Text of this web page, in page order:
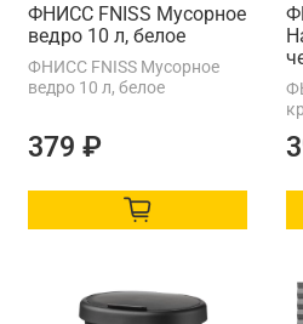
ФНИСС FNISS Мусорное
ведро 10 л, белое
ФНИСС FNISS Мусорное
ведро 10 л, белое
379 ₽